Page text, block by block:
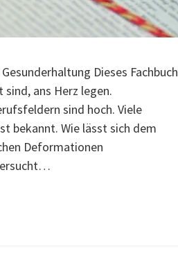
Dieses Fachbuch
ans Herz legen.
sind hoch. Viele
bekannt. Wie lässt sich dem
Deformationen